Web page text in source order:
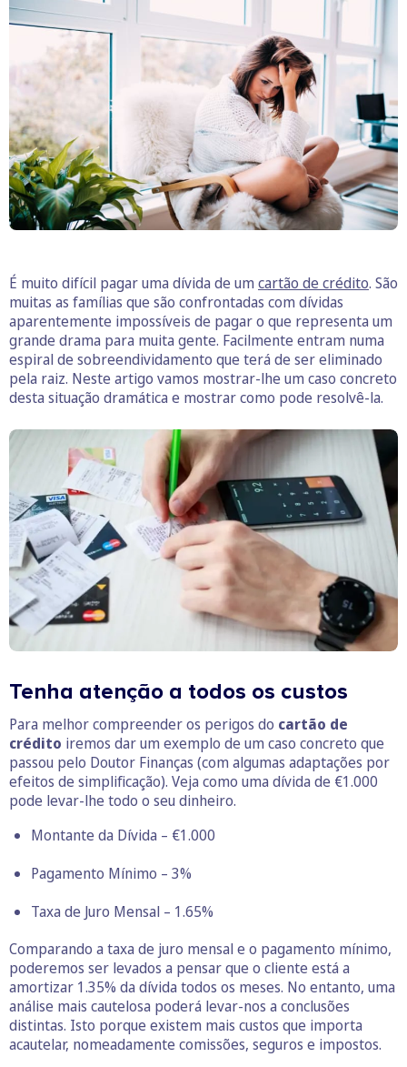
É muito difícil pagar uma dívida de um cartão de crédito. São
muitas as famílias que são confrontadas com dívidas
aparentemente impossíveis de pagar o que representa um
grande drama para muita gente. Facilmente entram numa
espiral de sobreendividamento que terá de ser eliminado
pela raiz. Neste artigo vamos mostrar-lhe um caso concreto
desta situação dramática e mostrar como pode resolvê-la.
Tenha atenção a todos os custos
Para melhor compreender os perigos do cartão de
crédito iremos dar um exemplo de um caso concreto que
passou pelo Doutor Finanças (com algumas adaptações por
efeitos de simplificação). Veja como uma dívida de €1.000
pode levar-lhe todo o seu dinheiro.
Montante da Dívida – €1.000
Pagamento Mínimo – 3%
Taxa de Juro Mensal – 1.65%
Comparando a taxa de juro mensal e o pagamento mínimo,
poderemos ser levados a pensar que o cliente está a
amortizar 1.35% da dívida todos os meses. No entanto, uma
análise mais cautelosa poderá levar-nos a conclusões
distintas. Isto porque existem mais custos que importa
acautelar, nomeadamente comissões, seguros e impostos.